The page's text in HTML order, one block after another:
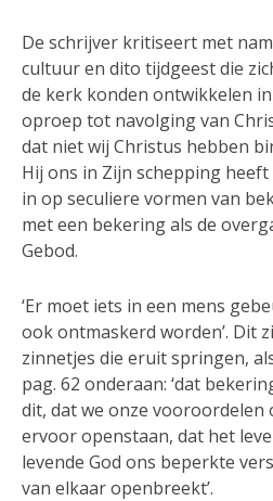
De schrijver kritiseert met
cultuur en dito tijdgeest die
de kerk konden ontwikkelen
oproep tot navolging van
dat niet wij Christus hebben
Hij ons in Zijn schepping
in op seculiere vormen van
met een bekering als de
Gebod.
‘Er moet iets in een mens
ook ontmaskerd worden’. Dit
zinnetjes die eruit springen,
pag. 62 onderaan: ‘dat
dit, dat we onze vooroordelen
ervoor openstaan, dat het
levende God ons beperkte
van elkaar openbreekt’.